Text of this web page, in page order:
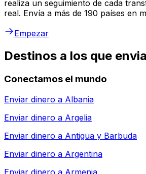
realiza un seguimiento de cada
real. Envía a más de 190 países en
Empezar
Destinos a los que
Conectamos el mundo
Enviar dinero a Albania
Enviar dinero a Argelia
Enviar dinero a Antigua y Barbuda
Enviar dinero a Argentina
Enviar dinero a Armenia